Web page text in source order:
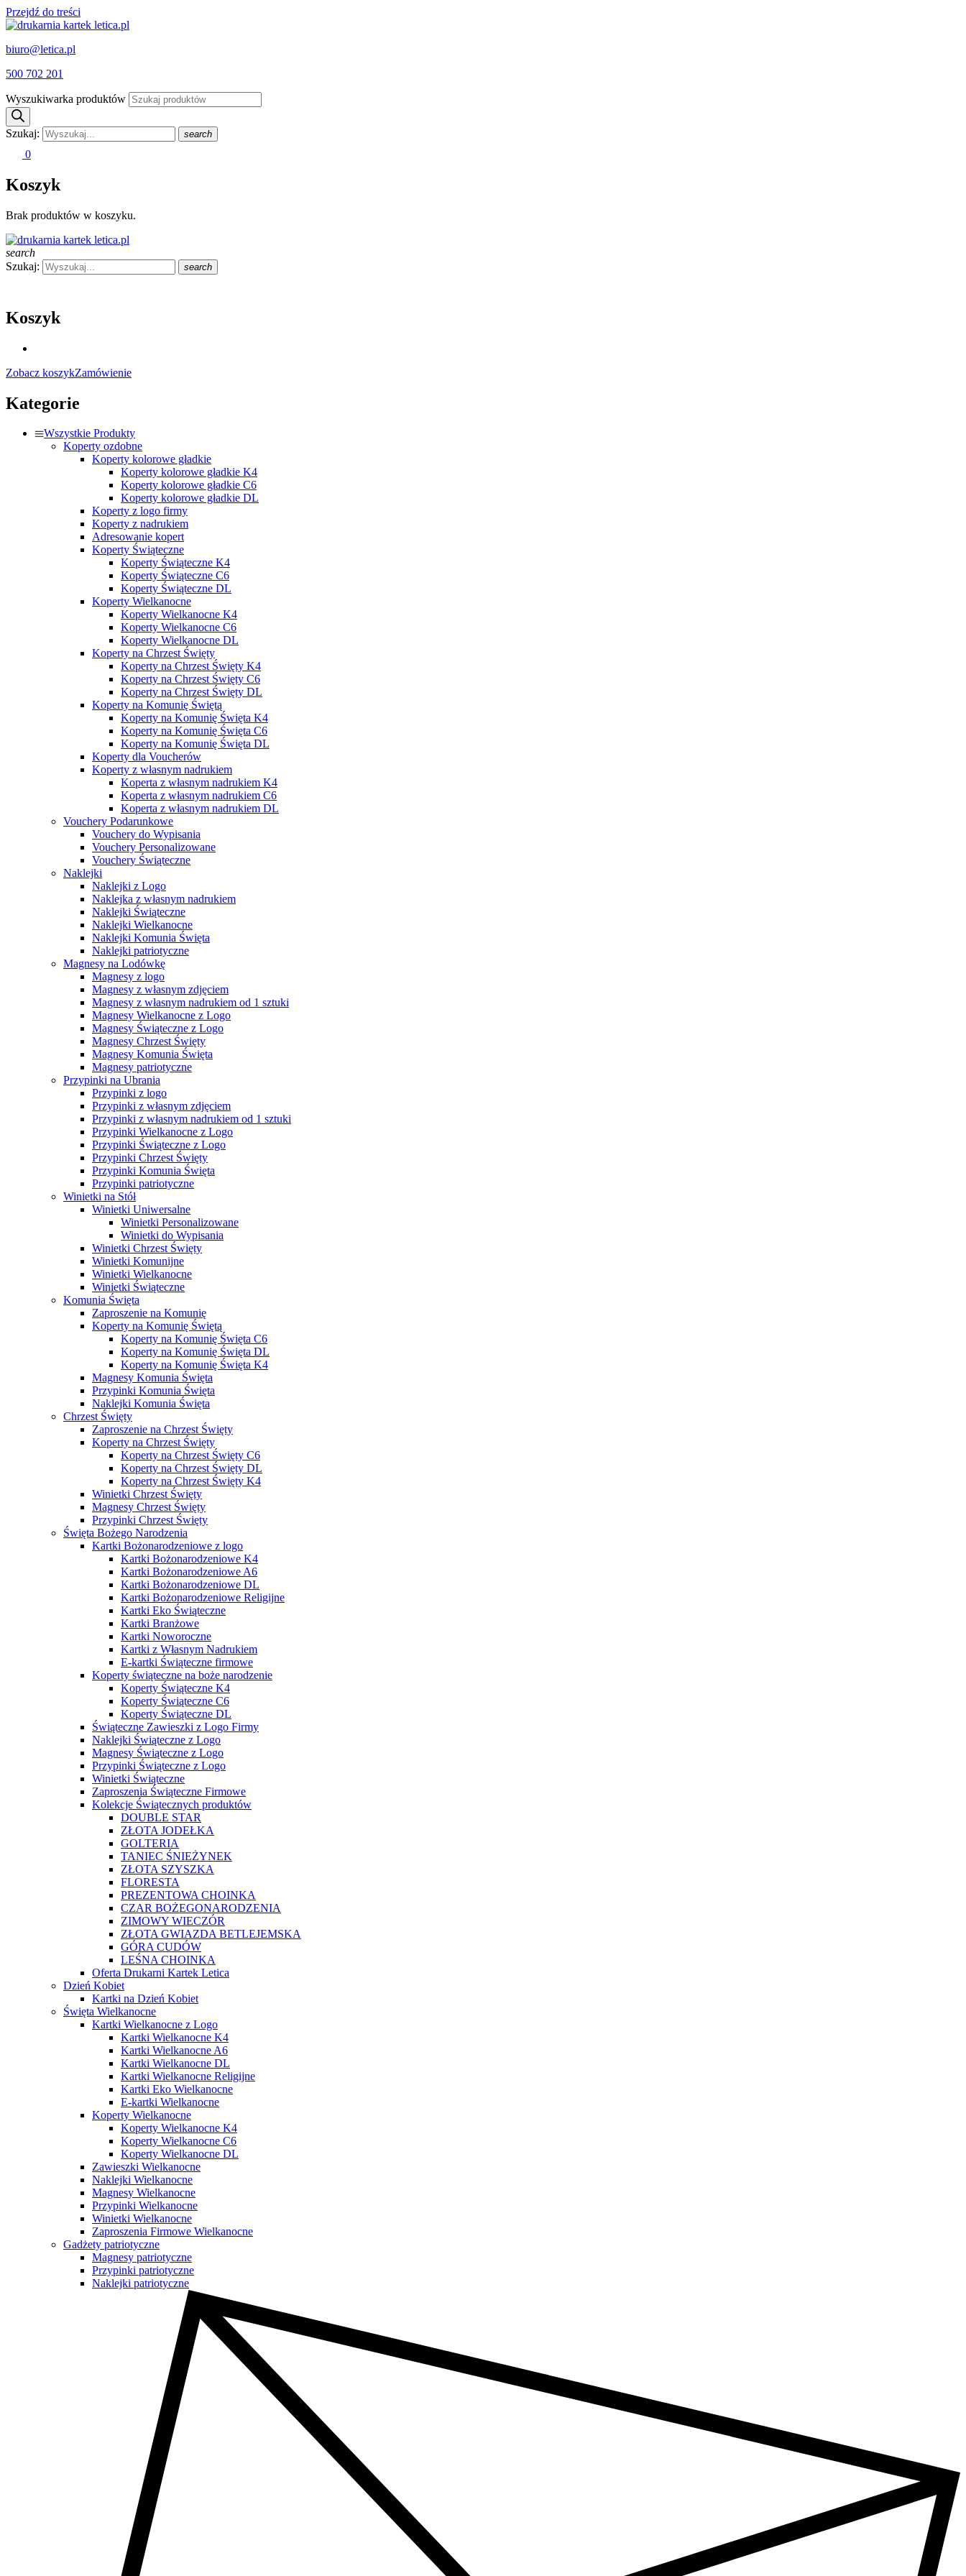
Przejdź do treści
biuro@letica.pl
500 702 201
Wyszukiwarka produktów
Szukaj: search
0
Koszyk
Brak produktów w koszyku.
search
Szukaj:
search
Koszyk
Zobacz koszykZamówienie
Kategorie
Wszystkie Produkty
Koperty ozdobne
Koperty kolorowe gładkie
Koperty kolorowe gładkie K4
Koperty kolorowe gładkie C6
Koperty kolorowe gładkie DL
Koperty z logo firmy
Koperty z nadrukiem
Adresowanie kopert
Koperty Świąteczne
Koperty Świąteczne K4
Koperty Świąteczne C6
Koperty Świąteczne DL
Koperty Wielkanocne
Koperty Wielkanocne K4
Koperty Wielkanocne C6
Koperty Wielkanocne DL
Koperty na Chrzest Święty
Koperty na Chrzest Święty K4
Koperty na Chrzest Święty C6
Koperty na Chrzest Święty DL
Koperty na Komunię Świętą
Koperty na Komunię Święta K4
Koperty na Komunię Święta C6
Koperty na Komunię Święta DL
Koperty dla Voucherów
Koperty z własnym nadrukiem
Koperta z własnym nadrukiem K4
Koperta z własnym nadrukiem C6
Koperta z własnym nadrukiem DL
Vouchery Podarunkowe
Vouchery do Wypisania
Vouchery Personalizowane
Vouchery Świąteczne
Naklejki
Naklejki z Logo
Naklejka z własnym nadrukiem
Naklejki Świąteczne
Naklejki Wielkanocne
Naklejki Komunia Święta
Naklejki patriotyczne
Magnesy na Lodówkę
Magnesy z logo
Magnesy z własnym zdjęciem
Magnesy z własnym nadrukiem od 1 sztuki
Magnesy Wielkanocne z Logo
Magnesy Świąteczne z Logo
Magnesy Chrzest Święty
Magnesy Komunia Święta
Magnesy patriotyczne
Przypinki na Ubrania
Przypinki z logo
Przypinki z własnym zdjęciem
Przypinki z własnym nadrukiem od 1 sztuki
Przypinki Wielkanocne z Logo
Przypinki Świąteczne z Logo
Przypinki Chrzest Święty
Przypinki Komunia Święta
Przypinki patriotyczne
Winietki na Stół
Winietki Uniwersalne
Winietki Personalizowane
Winietki do Wypisania
Winietki Chrzest Święty
Winietki Komunijne
Winietki Wielkanocne
Winietki Świąteczne
Komunia Święta
Zaproszenie na Komunię
Koperty na Komunię Świętą
Koperty na Komunię Święta C6
Koperty na Komunię Święta DL
Koperty na Komunię Święta K4
Magnesy Komunia Święta
Przypinki Komunia Święta
Naklejki Komunia Święta
Chrzest Święty
Zaproszenie na Chrzest Święty
Koperty na Chrzest Święty
Koperty na Chrzest Święty C6
Koperty na Chrzest Święty DL
Koperty na Chrzest Święty K4
Winietki Chrzest Święty
Magnesy Chrzest Święty
Przypinki Chrzest Święty
Święta Bożego Narodzenia
Kartki Bożonarodzeniowe z logo
Kartki Bożonarodzeniowe K4
Kartki Bożonarodzeniowe A6
Kartki Bożonarodzeniowe DL
Kartki Bożonarodzeniowe Religijne
Kartki Eko Świąteczne
Kartki Branżowe
Kartki Noworoczne
Kartki z Własnym Nadrukiem
E-kartki Świąteczne firmowe
Koperty świąteczne na boże narodzenie
Koperty Świąteczne K4
Koperty Świąteczne C6
Koperty Świąteczne DL
Świąteczne Zawieszki z Logo Firmy
Naklejki Świąteczne z Logo
Magnesy Świąteczne z Logo
Przypinki Świąteczne z Logo
Winietki Świąteczne
Zaproszenia Świąteczne Firmowe
Kolekcje Świątecznych produktów
DOUBLE STAR
ZŁOTA JODEŁKA
GOLTERIA
TANIEC ŚNIEŻYNEK
ZŁOTA SZYSZKA
FLORESTA
PREZENTOWA CHOINKA
CZAR BOŻEGONARODZENIA
ZIMOWY WIECZÓR
ZŁOTA GWIAZDA BETLEJEMSKA
GÓRA CUDÓW
LEŚNA CHOINKA
Oferta Drukarni Kartek Letica
Dzień Kobiet
Kartki na Dzień Kobiet
Święta Wielkanocne
Kartki Wielkanocne z Logo
Kartki Wielkanocne K4
Kartki Wielkanocne A6
Kartki Wielkanocne DL
Kartki Wielkanocne Religijne
Kartki Eko Wielkanocne
E-kartki Wielkanocne
Koperty Wielkanocne
Koperty Wielkanocne K4
Koperty Wielkanocne C6
Koperty Wielkanocne DL
Zawieszki Wielkanocne
Naklejki Wielkanocne
Magnesy Wielkanocne
Przypinki Wielkanocne
Winietki Wielkanocne
Zaproszenia Firmowe Wielkanocne
Gadżety patriotyczne
Magnesy patriotyczne
Przypinki patriotyczne
Naklejki patriotyczne